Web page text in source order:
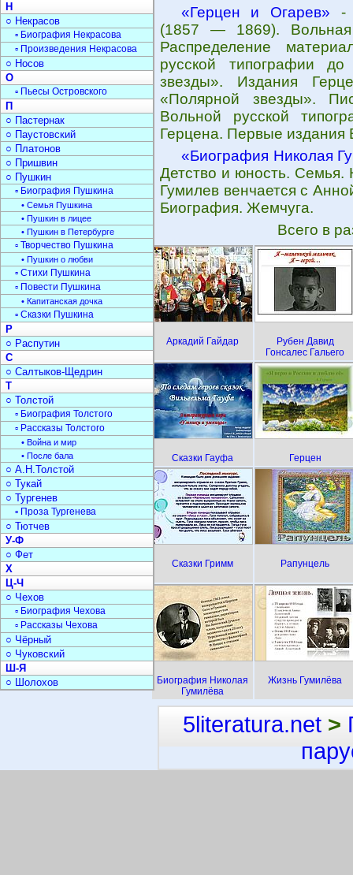
«Герцен и Огарев» -
(1857 — 1869).
Распределение
русской типографии
звезды». Издания
«Полярной звезды».
Вольной русской
Герцена. Первые издания
«Биография Николая
Детство и юность.
Гумилев венчается с
Биография. Жемчуга.
Всего в
Аркадий Гайдар
Рубен Давид
Гонсалес Гальего
Сказки Гауфа Герцен
Сказки Гримм Рапунцель
Биография Николая
Гумилёва
Жизнь Гумилёва
Н
○ Некрасов
▫ Биография Некрасова
▫ Произведения Некрасова
○ Носов
О
▫ Пьесы Островского
П
○ Пастернак
○ Паустовский
○ Платонов
○ Пришвин
○ Пушкин
▫ Биография Пушкина
• Семья Пушкина
• Пушкин в лицее
• Пушкин в Петербурге
▫ Творчество Пушкина
• Пушкин о любви
▫ Стихи Пушкина
▫ Повести Пушкина
• Капитанская дочка
▫ Сказки Пушкина
Р
○ Распутин
С
○ Салтыков-Щедрин
Т
○ Толстой
▫ Биография Толстого
▫ Рассказы Толстого
• Война и мир
• После бала
○ А.Н.Толстой
○ Тукай
○ Тургенев
▫ Проза Тургенева
○ Тютчев
У-Ф
○ Фет
Х
Ц-Ч
○ Чехов
▫ Биография Чехова
▫ Рассказы Чехова
○ Чёрный
○ Чуковский
Ш-Я
○ Шолохов
5literatura.net >